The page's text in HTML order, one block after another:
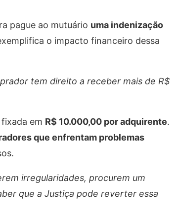
pague ao mutuário uma indenização
o impacto financeiro dessa
tem direito a receber mais de R$
em R$ 10.000,00 por adquirente.
que enfrentam problemas
irregularidades, procurem um
que a Justiça pode reverter essa